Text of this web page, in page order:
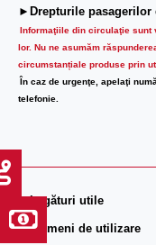
►Drepturile
Informaţiile din circulaţie
lor. Nu ne asumăm
circumstanțiale produse prin
În caz de urgenţe, apelaţi
telefonie.
►Legături utile
►Termeni de utilizare